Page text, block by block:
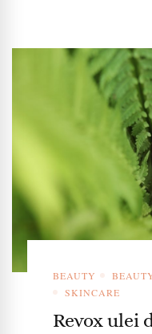
BEAUTY
SKINCARE
Revox ulei